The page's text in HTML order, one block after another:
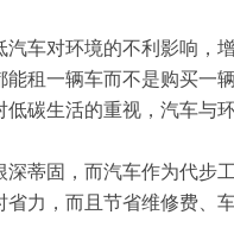
对环境的不利影响，增
租一辆车而不是购买一
碳生活的重视，汽车与
蒂固，而汽车作为代步
力，而且节省维修费、